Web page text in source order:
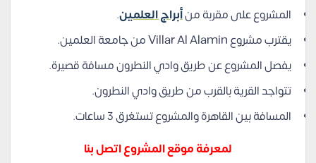
المشروع على مقربة منأبراج العلمين.
يقترب مشروع Villar Al Alamin من جامعة العلمين.
يفصل المشروع عن طريق وادي النطرون مسافة قصيرة.
تتواجد القرية بالقرب من طريق وادي النطرون.
المسافة بين القاهرة والمشروع تستغرق 3 ساعات.
لمعرفة موقع المشروع اتصل بنا